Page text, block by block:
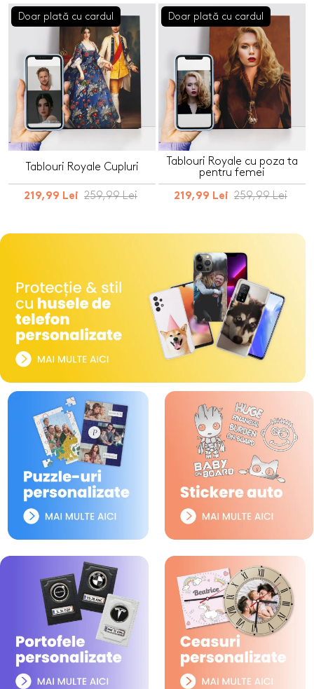
Doar plată cu cardul
Tablouri Royale Cupluri
219,99 Lei 259,99 Lei
Doar plată cu cardul
Tablouri Royale cu poza ta
pentru femei
219,99 Lei 259,99 Lei